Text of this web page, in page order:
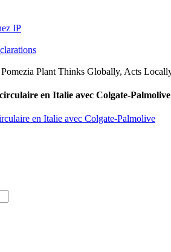
IP
en Italie avec Colgate-Palmolive
en Italie avec Colgate-Palmolive